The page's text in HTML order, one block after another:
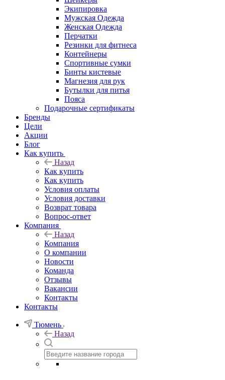
Экипировка
Мужская Одежда
Женская Одежда
Перчатки
Резинки для фитнеса
Контейнеры
Спортивные сумки
Бинты кистевые
Магнезия для рук
Бутылки для питья
Пояса
Подарочные сертификаты
Бренды
Цели
Акции
Блог
Как купить
Назад
Как купить
Как купить
Условия оплаты
Условия доставки
Возврат товара
Вопрос-ответ
Компания
Назад
Компания
О компании
Новости
Команда
Отзывы
Вакансии
Контакты
Контакты
Тюмень
Назад